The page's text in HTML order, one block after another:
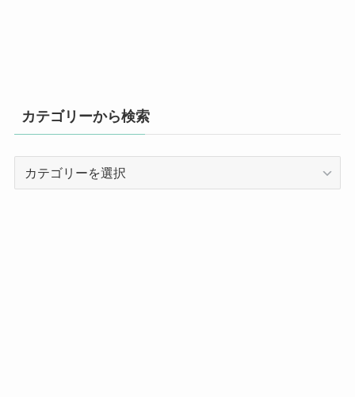
カテゴリーから検索